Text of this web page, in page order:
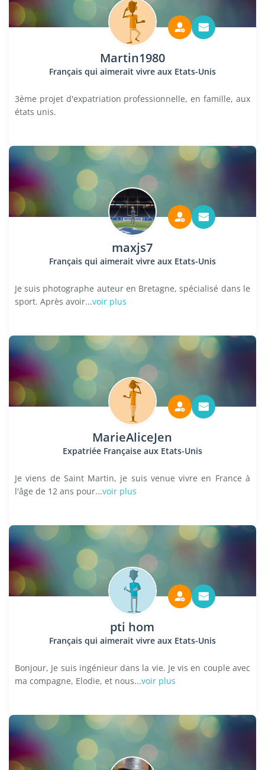
Martin1980
Français qui aimerait vivre aux Etats-Unis
3ème projet d'expatriation professionnelle, en famille, aux
états unis.
maxjs7
Français qui aimerait vivre aux Etats-Unis
Je suis photographe auteur en Bretagne, spécialisé dans le
sport. Après avoir...voir plus
MarieAliceJen
Expatriée Française aux Etats-Unis
Je viens de Saint Martin, je suis venue vivre en France à
l'âge de 12 ans pour...voir plus
pti hom
Français qui aimerait vivre aux Etats-Unis
Bonjour, Je suis ingénieur dans la vie. Je vis en couple avec
ma compagne, Elodie, et nous...voir plus